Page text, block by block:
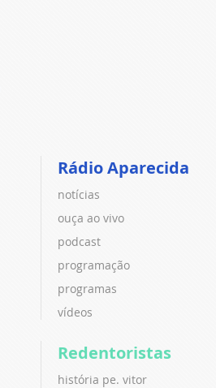
Rádio Aparecida
notícias
ouça ao vivo
podcast
programação
programas
vídeos
Redentoristas
história pe. vitor